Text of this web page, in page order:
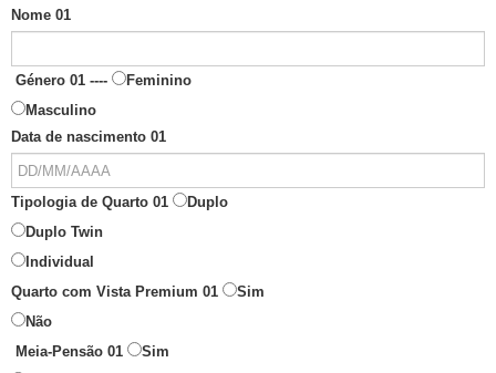
Nome 01
Género 01 ----
Feminino
Masculino
Data de nascimento 01
Tipologia de Quarto 01
Duplo
Duplo Twin
Individual
Quarto com Vista Premium 01
Sim
Não
Meia-Pensão 01
Sim